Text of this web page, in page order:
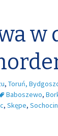
w
, Toruń,
Baboszewo,
, Skępe, Sochocin